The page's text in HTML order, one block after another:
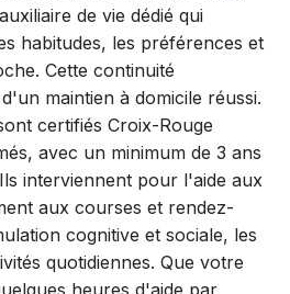
de vie dédié qui
habitudes, les préférences et
Cette continuité
maintien à domicile réussi.
certifiés Croix-Rouge
avec un minimum de 3 ans
interviennent pour l'aide aux
aux courses et rendez-
cognitive et sociale, les
quotidiennes. Que votre
heures d'aide par